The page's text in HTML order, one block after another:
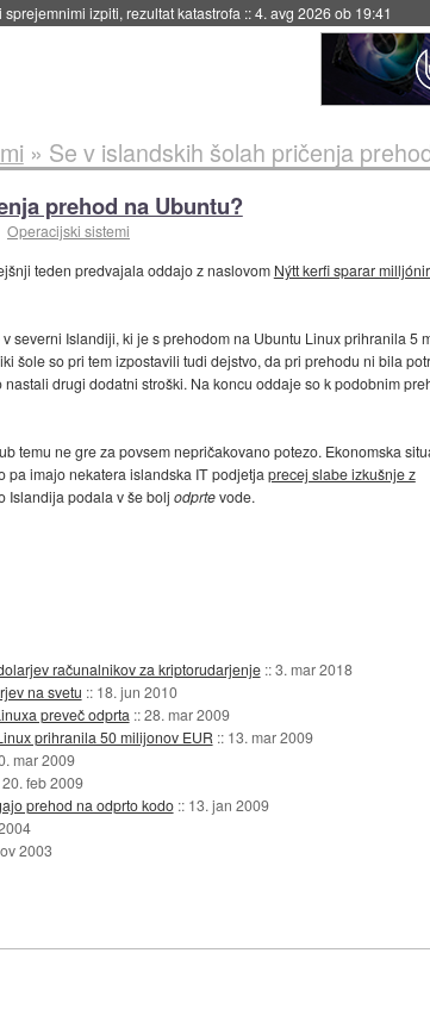
izpiti, rezultat katastrofa ::4. avg 2026 ob 19:41
» Se v islandskih šolah pričenja
prehod na Ubuntu?
Operacijski sistemi
teden predvajala oddajo z naslovom Nýtt kerfi sparar
severni Islandiji, ki je s prehodom na Ubuntu Linux prihranila 5
šole so pri tem izpostavili tudi dejstvo, da pri prehodu ni bila
drugi dodatni stroški. Na koncu oddaje so k podobnim
temu ne gre za povsem nepričakovano potezo. Ekonomska
pa imajo nekatera islandska IT podjetja precej slabe izkušnje z
Islandija podala v še bolj odprtevode.
računalnikov za kriptorudarjenje ::3. mar 2018
na svetu :: 18. jun 2010
preveč odprta ::28. mar 2009
prihranila 50 milijonov EUR :: 13. mar 2009
mar 2009
20. feb 2009
prehod na odprto kodo :: 13. jan 2009
2003